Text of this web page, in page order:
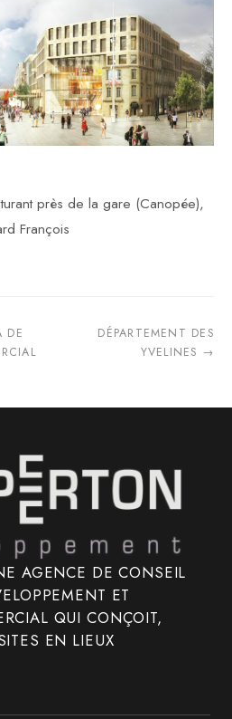
près de la gare (Canopée),
François
DE
DÉPARTEMENT DES
YVELINES →
AGENCE DE CONSEIL
ET
QUI CONÇOIT,
EN LIEUX